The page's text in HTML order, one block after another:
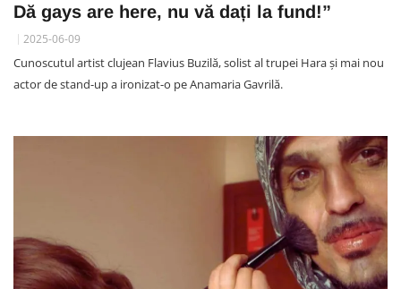
Dă gays are here, nu vă dați la fund!”
2025-06-09
Cunoscutul artist clujean Flavius Buzilă, solist al trupei Hara și mai nou
actor de stand-up a ironizat-o pe Anamaria Gavrilă.